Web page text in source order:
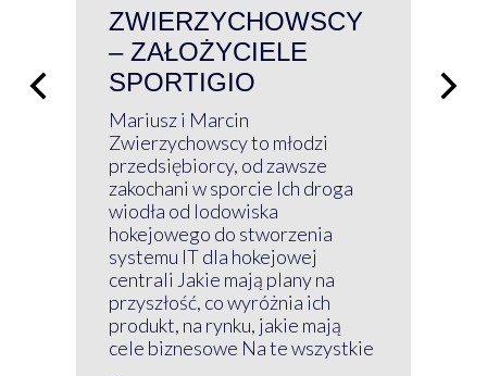
ZWIERZYCHOWSCY
– ZAŁOŻYCIELE
SPORTIGIO
Mariusz i Marcin
Zwierzychowscy to młodzi
przedsiębiorcy, od zawsze
zakochani w sporcie Ich droga
wiodła od lodowiska
hokejowego do stworzenia
systemu IT dla hokejowej
centrali Jakie mają plany na
przyszłość, co wyróżnia ich
produkt, na rynku, jakie mają
cele biznesowe Na te wszystkie
...